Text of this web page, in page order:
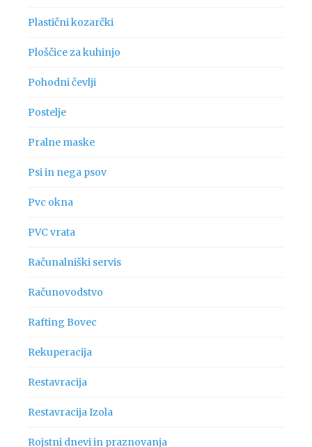
Plastični kozarčki
Ploščice za kuhinjo
Pohodni čevlji
Postelje
Pralne maske
Psi in nega psov
Pvc okna
PVC vrata
Računalniški servis
Računovodstvo
Rafting Bovec
Rekuperacija
Restavracija
Restavracija Izola
Rojstni dnevi in praznovanja